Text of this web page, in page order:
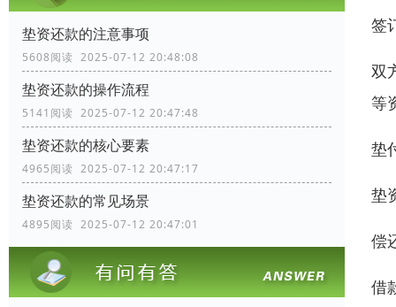
垫资还款的注意事项
5608阅读 2025-07-12 20:48:08
垫资还款的操作流程
5141阅读 2025-07-12 20:47:48
垫资还款的核心要素
4965阅读 2025-07-12 20:47:17
垫资还款的常见场景
4895阅读 2025-07-12 20:47:01
签
双
等
垫
垫
偿
借